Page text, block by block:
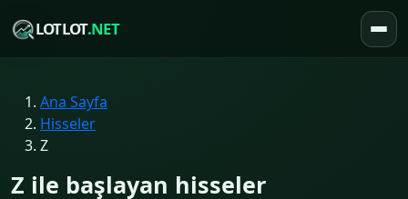
LOTLOT.NET
Ana Sayfa
Hisseler
Z
Z ile başlayan hisseler